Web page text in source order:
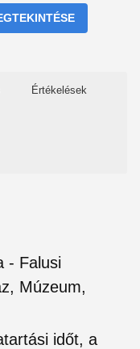
Értékelések
- Falusi
Múzeum,
időt, a